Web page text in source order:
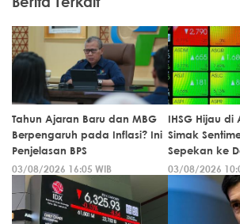
Tahun Ajaran Baru dan MBG
Berpengaruh pada Inflasi? Ini
Penjelasan BPS
03/08/2026 16:05 WIB
IHSG Hijau di
Simak
Sepekan ke
03/08/2026